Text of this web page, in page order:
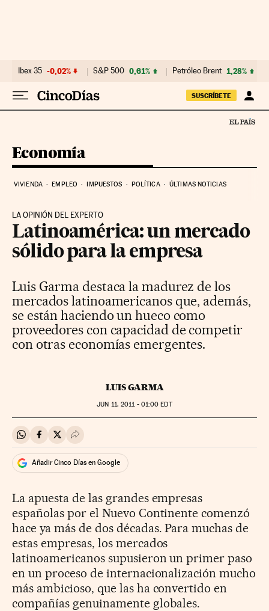
Ibex 35 -0,02% S&P 500 0,61% Petróleo Brent 1,28%
SUSCRÍBETE
Economía
VIVIENDA EMPLEO IMPUESTOS POLÍTICA ÚLTIMAS NOTICIAS
LA OPINIÓN DEL EXPERTO
Latinoamérica: un mercado
sólido para la empresa
Luis Garma destaca la madurez de los
mercados latinoamericanos que, además,
se están haciendo un hueco como
proveedores con capacidad de competir
con otras economías emergentes.
LUIS GARMA
JUN 11, 2011 - 01:00 EDT
Compartir en Whatsapp
Compartir en Facebook
Compartir en Twitter
Desplegar Redes Sociales
Añadir Cinco Días en Google
La apuesta de las grandes empresas
españolas por el Nuevo Continente comenzó
hace ya más de dos décadas. Para muchas de
estas empresas, los mercados
latinoamericanos supusieron un primer paso
en un proceso de internacionalización mucho
más ambicioso, que las ha convertido en
compañías genuinamente globales.